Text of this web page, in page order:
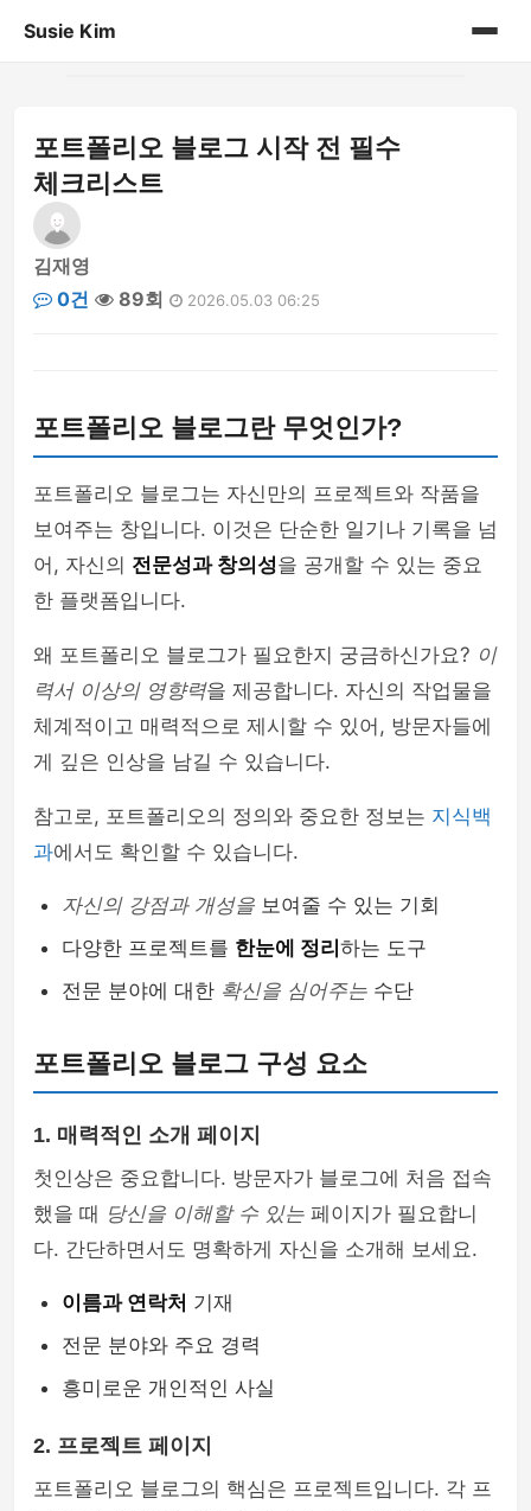
Susie Kim
게시판
포트폴리오 블로그 시작 전 필수
체크리스트
김재영
0건
89회 2026.05.03 06:25
포트폴리오 블로그란 무엇인가?
포트폴리오 블로그는 자신만의 프로젝트와 작품을
보여주는 창입니다. 이것은 단순한 일기나 기록을 넘
어, 자신의 전문성과 창의성을 공개할 수 있는 중요
한 플랫폼입니다.
왜 포트폴리오 블로그가 필요한지 궁금하신가요? 이
력서 이상의 영향력을 제공합니다. 자신의 작업물을
체계적이고 매력적으로 제시할 수 있어, 방문자들에
게 깊은 인상을 남길 수 있습니다.
참고로, 포트폴리오의 정의와 중요한 정보는 지식백
과에서도 확인할 수 있습니다.
자신의 강점과 개성을 보여줄 수 있는 기회
다양한 프로젝트를 한눈에 정리 하는 도구
전문 분야에 대한 확신을 심어주는 수단
포트폴리오 블로그 구성 요소
1. 매력적인 소개 페이지
첫인상은 중요합니다. 방문자가 블로그에 처음 접속
했을 때 당신을 이해할 수 있는 페이지가 필요합니
다. 간단하면서도 명확하게 자신을 소개해 보세요.
이름과 연락처 기재
전문 분야와 주요 경력
흥미로운 개인적인 사실
2. 프로젝트 페이지
포트폴리오 블로그의 핵심은 프로젝트입니다. 각 프